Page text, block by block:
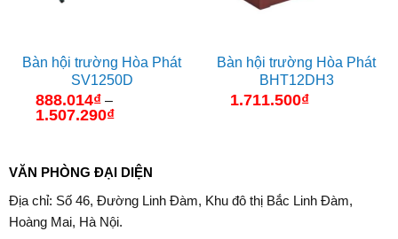
Bàn hội trường Hòa Phát
SV1250D
888.014₫ –
1.507.290₫Khoảng
đến
1.507.290₫
Bàn hội trường Hòa Phát
BHT12DH3
1.711.500₫
VĂN PHÒNG ĐẠI DIỆN
Địa chỉ: Số 46, Đường Linh Đàm, Khu đô thị Bắc Linh Đàm,
Hoàng Mai, Hà Nội.